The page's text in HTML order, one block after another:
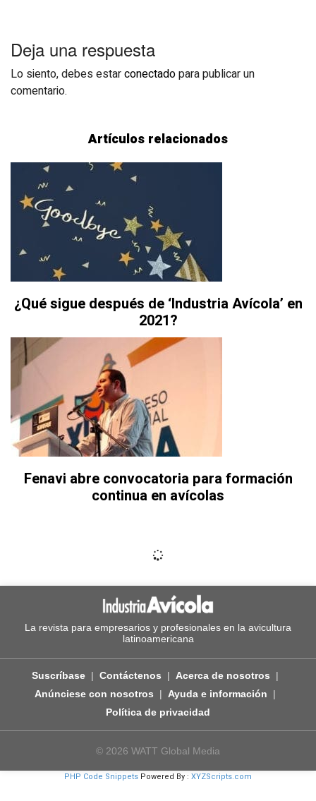
Deja una respuesta
Lo siento, debes estarconectadopara publicar un
comentario.
Artículos relacionados
¿Qué sigue después de ‘Industria Avícola’ en
2021?
Fenavi abre convocatoria para formación
continua en avícolas
La revista para empresarios y profesionales en la avicultura
latinoamericana
Suscríbase Contáctenos
Acerca de nosotros
Anúnciese con nosotros
Ayuda e información
Política de privacidad
© 2026 WATT Global Media
PHP Code Snippets Powered By : XYZScripts.com